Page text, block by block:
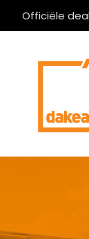
Officiële